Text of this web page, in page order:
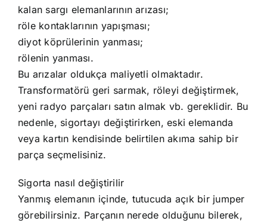
kalan sargı elemanlarının arızası;
röle kontaklarının yapışması;
diyot köprülerinin yanması;
rölenin yanması.
Bu arızalar oldukça maliyetli olmaktadır.
Transformatörü geri sarmak, röleyi değiştirmek,
yeni radyo parçaları satın almak vb. gereklidir. Bu
nedenle, sigortayı değiştirirken, eski elemanda
veya kartın kendisinde belirtilen akıma sahip bir
parça seçmelisiniz.
Sigorta nasıl değiştirilir
Yanmış elemanın içinde, tutucuda açık bir jumper
görebilirsiniz. Parçanın nerede olduğunu bilerek,